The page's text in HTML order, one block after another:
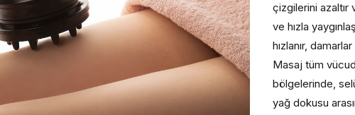
çizgilerini azaltır
ve hızla
hızlanır,
Masaj tüm
bölgelerinde,
yağ dokusu